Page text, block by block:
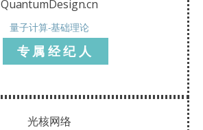
QuantumDesign.cn
量子计算-基础理论
专属经纪人
光核网络